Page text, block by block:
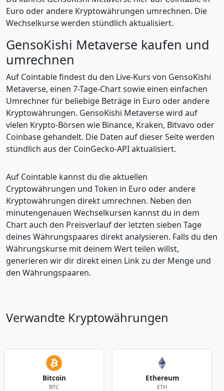
Euro oder andere Kryptowährungen umrechnen. Die
Wechselkurse werden stündlich aktualisiert.
GensoKishi Metaverse kaufen und
umrechnen
Auf Cointable findest du den Live-Kurs von GensoKishi
Metaverse, einen 7-Tage-Chart sowie einen einfachen
Umrechner für beliebige Beträge in Euro oder andere
Kryptowährungen. GensoKishi Metaverse wird auf
vielen Krypto-Börsen wie Binance, Kraken, Bitvavo oder
Coinbase gehandelt. Die Daten auf dieser Seite werden
stündlich aus der CoinGecko-API aktualisiert.
Auf Cointable kannst du die aktuellen
Cryptowährungen und Token in Euro oder andere
Kryptowährungen direkt umrechnen. Neben den
minutengenauen Wechselkursen kannst du in dem
Chart auch den Preisverlauf der letzten sieben Tage
deines Währungspaares direkt analysieren. Falls du den
Währungskurse mit deinem Wert teilen willst,
generieren wir dir direkt einen Link zu der Menge und
den Währungspaaren.
Verwandte Kryptowährungen
Bitcoin
BTC
Ethereum
ETH